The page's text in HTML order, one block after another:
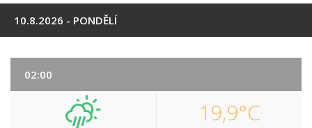
10.8.2026 - PONDĚLÍ
02:00
19,9°C